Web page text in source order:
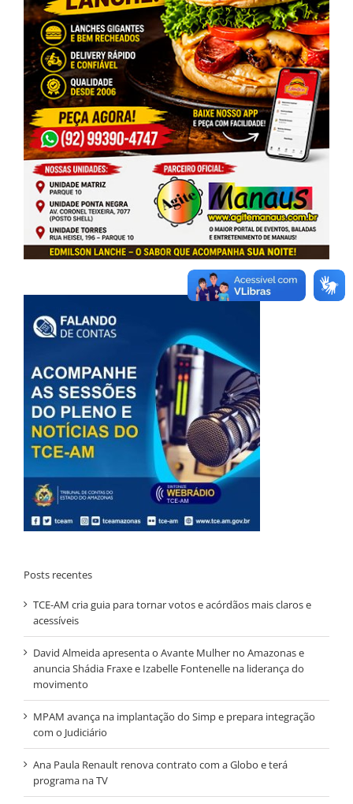
Posts recentes
TCE-AM cria guia para tornar votos e acórdãos mais claros e
acessíveis
David Almeida apresenta o Avante Mulher no Amazonas e
anuncia Shádia Fraxe e Izabelle Fontenelle na liderança do
movimento
MPAM avança na implantação do Simp e prepara integração
com o Judiciário
Ana Paula Renault renova contrato com a Globo e terá
programa na TV